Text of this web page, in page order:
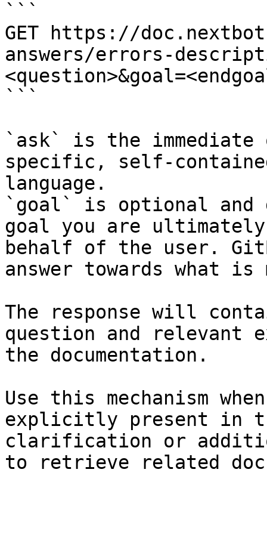
```
GET https://
answers/errors-
```
`ask` is the
specific, self-
language.
`goal` is optional and
goal you are
behalf of the user.
answer towards what
The response will
question and relevant
the documentation.
Use this mechanism
explicitly present in
clarification or